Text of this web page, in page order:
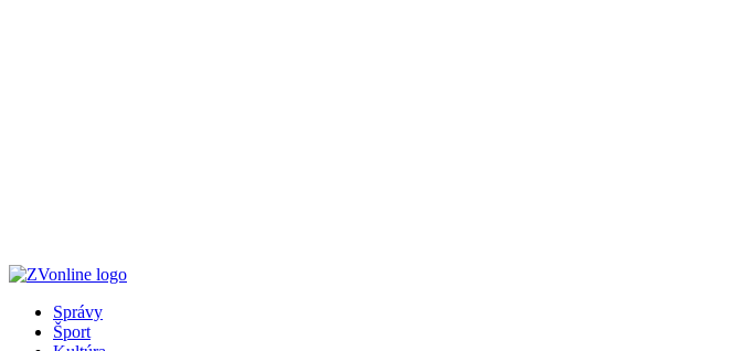
Správy
Šport